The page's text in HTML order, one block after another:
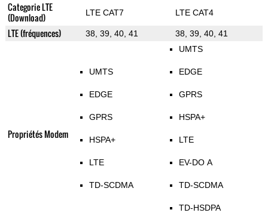
Categorie LTE
(Download)
LTE CAT7 LTE CAT4
LTE (fréquences) 38, 39, 40, 41 38, 39, 40, 41
Propriétés Modem
UMTS
EDGE
GPRS
HSPA+
LTE
TD-SCDMA
UMTS
EDGE
GPRS
HSPA+
LTE
EV-DO A
TD-SCDMA
TD-HSDPA